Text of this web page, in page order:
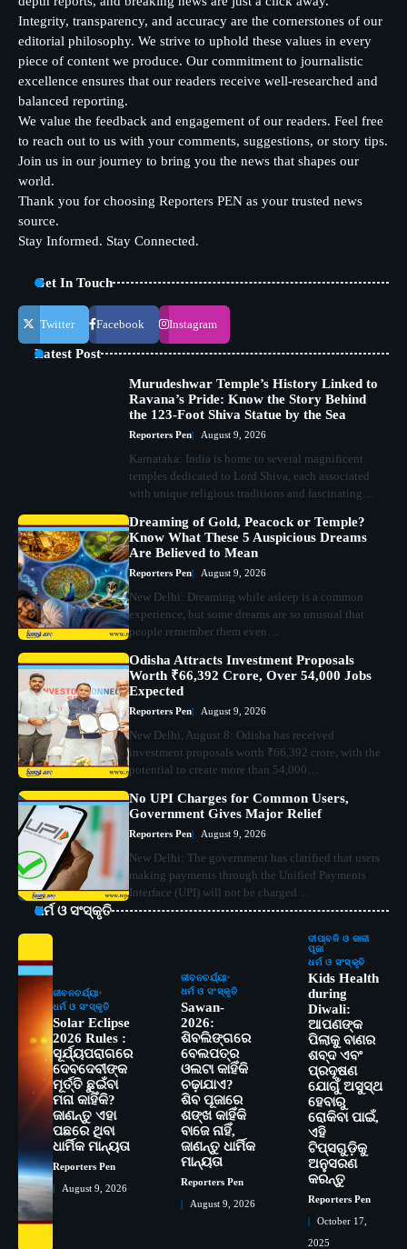
Integrity, transparency, and accuracy are the cornerstones of our
editorial philosophy. We strive to uphold these values in every
piece of content we produce. Our commitment to journalistic
excellence ensures that our readers receive well-researched and
balanced reporting.
We value the feedback and engagement of our readers. Feel free
to reach out to us with your comments, suggestions, or story tips.
Join us in our journey to bring you the news that shapes our
world.
Thank you for choosing Reporters PEN as your trusted news
source.
Stay Informed. Stay Connected.
Get In Touch
Twitter Facebook Instagram
Latest Post
Murudeshwar Temple’s History Linked to
Ravana’s Pride: Know the Story Behind
the 123-Foot Shiva Statue by the Sea
Reporters Pen August 9, 2026
Karnataka: India is home to several magnificent
temples dedicated to Lord Shiva, each associated
with unique religious traditions and fascinating…
Dreaming of Gold, Peacock or Temple?
Know What These 5 Auspicious Dreams
Are Believed to Mean
Reporters Pen August 9, 2026
New Delhi: Dreaming while asleep is a common
experience, but some dreams are so unusual that
people remember them even…
Odisha Attracts Investment Proposals
Worth ₹66,392 Crore, Over 54,000 Jobs
Expected
Reporters Pen August 9, 2026
New Delhi, August 8: Odisha has received
investment proposals worth ₹66,392 crore, with the
potential to create more than 54,000…
No UPI Charges for Common Users,
Government Gives Major Relief
Reporters Pen August 9, 2026
New Delhi: The government has clarified that users
making payments through the Unified Payments
Interface (UPI) will not be charged…
ଧର୍ମ ଓ ସଂସ୍କୃତି
ଜୀବନଚର୍ଯ୍ୟା
ଧର୍ମ ଓ ସଂସ୍କୃତି
Solar Eclipse
2026 Rules :
ସୂର୍ଯ୍ୟପରାଗରେ
ଦେବଦେବୀଙ୍କ
ମୂର୍ତ୍ତି ଛୁଇଁବା
ମନା କାହିଁକି?
ଜାଣନ୍ତୁ ଏହା
ପଛରେ ଥିବା
ଧାର୍ମିକ ମାନ୍ୟତା
Reporters Pen
August 9, 2026
ଜୀବନଚର୍ଯ୍ୟା
ଧର୍ମ ଓ ସଂସ୍କୃତି
Sawan-
2026:
ଶିବଲିଙ୍ଗରେ
ବେଲପତ୍ର
ଓଲଟା କାହିଁକି
ଚଢ଼ାଯାଏ?
ଶିବ ପୂଜାରେ
ଶଙ୍ଖ କାହିଁକି
ବାଜେ ନାହିଁ,
ଜାଣନ୍ତୁ ଧାର୍ମିକ
ମାନ୍ୟତା
Reporters Pen
August 9, 2026
ଦୀପାବଳି ଓ କାଳୀ
ପୂଜା
ଧର୍ମ ଓ ସଂସ୍କୃତି
Kids Health
during
Diwali:
ଆପଣଙ୍କ
ପିଲାକୁ ବାଣର
ଶବ୍ଦ ଏବଂ
ପ୍ରଦୂଷଣ
ଯୋଗୁଁ ଅସୁସ୍ଥ
ହେବାରୁ
ରୋକିବା ପାଇଁ,
ଏହି
ଟିପ୍ସଗୁଡ଼ିକୁ
ଅନୁସରଣ
କରନ୍ତୁ
Reporters Pen
October 17,
2025
2
ସୋଆର ୨୦ତମ ପ୍ରତିଷ୍ଠା ଦିବସରେ
ବିଶ୍ୱବିଦ୍ୟାଳୟର ସଫଳତା, ଉତ୍କର୍ଷତା ଓ